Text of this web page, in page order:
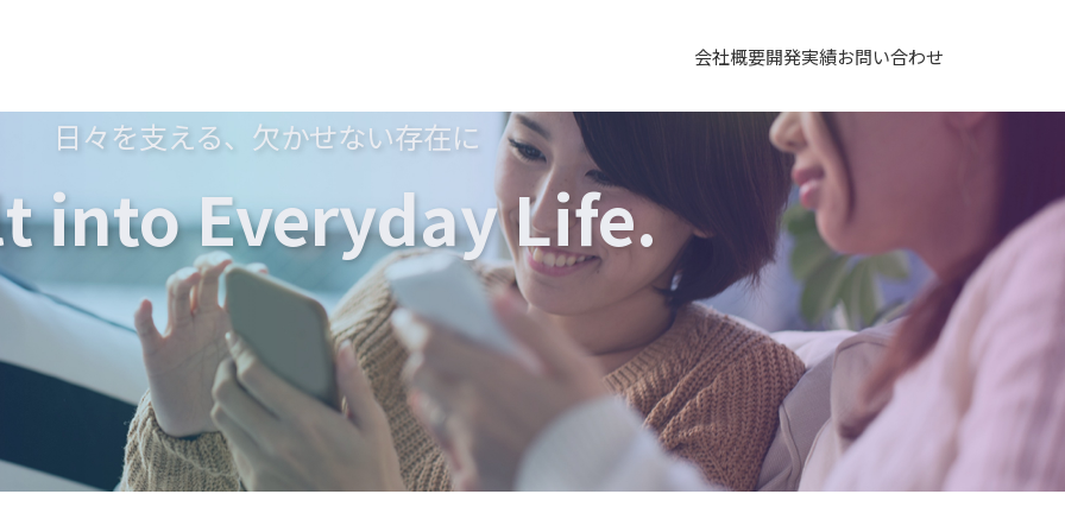
会社概要開発実績お問い合わせ
日々を支える、欠かせない存在に
into Everyday Life.